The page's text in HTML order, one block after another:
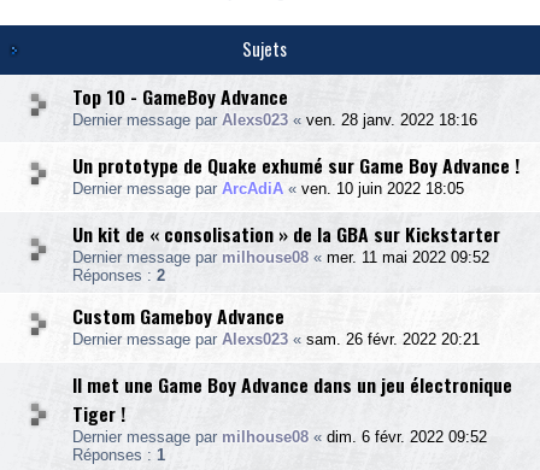
Sujets
Top 10 - GameBoy Advance
Dernier message par Alexs023 « ven. 28 janv. 2022 18:16
Un prototype de Quake exhumé sur Game Boy Advance !
Dernier message par ArcAdiA « ven. 10 juin 2022 18:05
Un kit de « consolisation » de la GBA sur Kickstarter
Dernier message par milhouse08 « mer. 11 mai 2022 09:52
Réponses : 2
Custom Gameboy Advance
Dernier message par Alexs023 « sam. 26 févr. 2022 20:21
Il met une Game Boy Advance dans un jeu électronique
Tiger !
Dernier message par milhouse08 « dim. 6 févr. 2022 09:52
Réponses : 1